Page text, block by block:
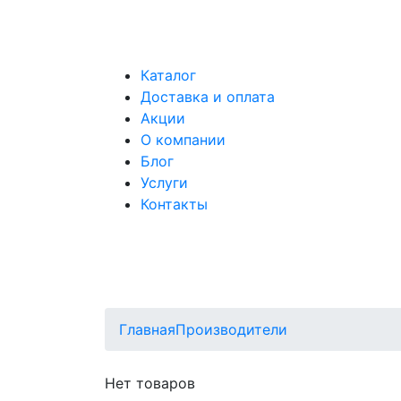
Каталог
Доставка и оплата
Акции
О компании
Блог
Услуги
Контакты
ГлавнаяПроизводители
Нет товаров